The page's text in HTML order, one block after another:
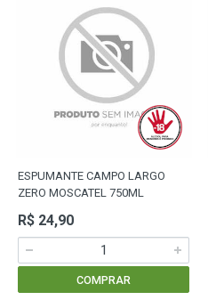
ESPUMANTE CAMPO LARGO
ZERO MOSCATEL 750ML
R$ 24,90
COMPRAR